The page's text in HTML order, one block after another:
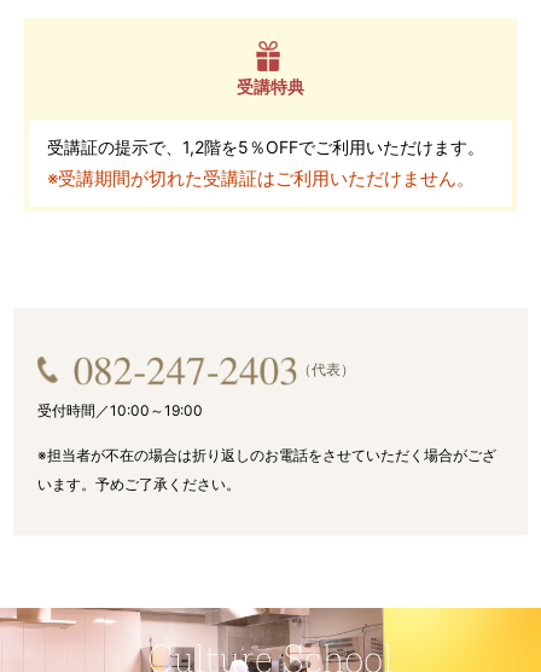
受講特典
受講証の提示で、1,2階を5％OFFでご利用いただけます。
※受講期間が切れた受講証はご利用いただけません。
（代表）
受付時間／10:00～19:00
※担当者が不在の場合は折り返しのお電話をさせていただく場合がござ
います。予めご了承ください。